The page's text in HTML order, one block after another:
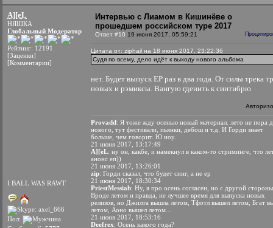
A][eL
НЯШКА
Глобальный Модератор
Рейтинг: 12191
[Заценки]
[Комментарии]
I BALL WAS RAWT
Пол:
Интервью с Лиамом в Кишинёве о
прошедшем российском туре 2017
Ответ #10 19 июня 2017, 05:59:21
Цитата от: ziphail на 18 июня 2017, 23:22:36
Судя по всему, дело идёт к выходу нового альбома
нет. Будет выпуск EP раз в два года. От силы трека
новых и рэмиксы. Вангую гденить к синтибрю
Provadd: Я тоже жду осенью новый материал. лето не пора
нового, тут фестивали, пьянки, дебош и т.д. И Горди знает
больше, чем говорит. Ю ноу.
21 июня 2017, 13:17:49
A][eL: ну он, какбе, и намекнул в каком-то стриминге, что
анонс еп))
21 июня 2017, 13:26:01
zip: Горди сказал, что будет синг, а не ер
21 июня 2017, 18:30:34
PriestMessiah: Ну, я про осень согласен, но с другой
Вроде летом и правда, не лучшее время для выпуска новых
релизов, но Джилта вышла летом, Тфотл вышел летом, Бгат
летом, Аоно вышел летом...
21 июня 2017, 18:53:16
Deefrex: Осень какого года?